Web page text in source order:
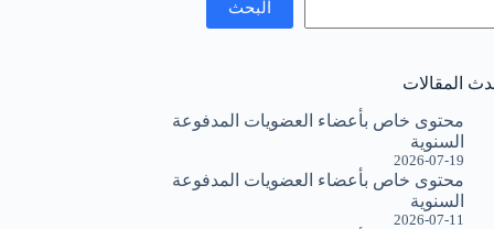
البحث
المقالات
محتوى خاص بأعضاء العضويات المدفوعة
السنوية
2026-07-19
محتوى خاص بأعضاء العضويات المدفوعة
السنوية
2026-07-11